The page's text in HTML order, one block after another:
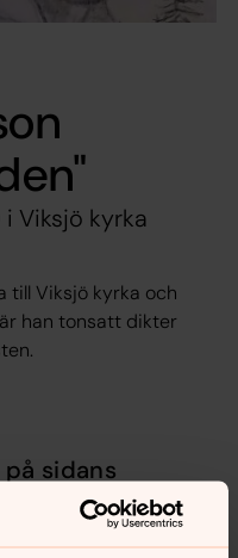
Viksjö kyrka
till Viksjö kyrka och
han tonsatt dikter
sidans